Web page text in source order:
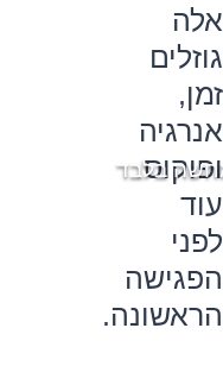
אלה
גוזלים
זמן,
אנרגיה
ופוקוס
עוד
לפני
הפגישה
הראשונה.
בלבד